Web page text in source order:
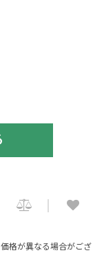
格が異なる場合がござ